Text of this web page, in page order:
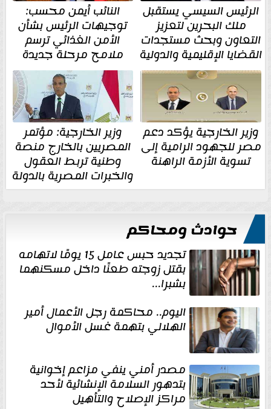
الرئيس السيسي يستقبل
ملك البحرين لتعزيز
التعاون وبحث مستجدات
القضايا الإقليمية والدولية
النائب أيمن محسب:
توجيهات الرئيس بشأن
الأمن الغذائي ترسم
ملامح مرحلة جديدة
وزير الخارجية يؤكد دعم
مصر للجهود الرامية إلى
تسوية الأزمة الراهنة
وزير الخارجية: مؤتمر
المصريين بالخارج منصة
وطنية تربط العقول
والخبرات المصرية بالدولة
حوادث ومحاكم
تجديد حبس عامل 15 يومًا لاتهامه
بقتل زوجته طعنًا داخل مسكنهما
بشبرا...
اليوم.. محاكمة رجل الأعمال أمير
الهلالي بتهمة غسل الأموال
مصدر أمني ينفي مزاعم إخوانية
بتدهور السلامة الإنشائية لأحد
مراكز الإصلاح والتأهيل